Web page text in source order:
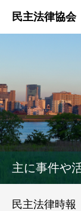
主に事件や
民主法律時報
民法協とは
民主法律時
決議・声明